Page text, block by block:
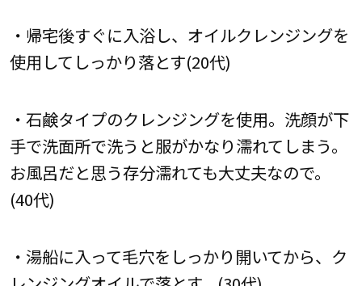
・帰宅後すぐに入浴し、オイルクレンジングを
使用してしっかり落とす(20代)
・石鹸タイプのクレンジングを使用。洗顔が下
手で洗面所で洗うと服がかなり濡れてしまう。
お風呂だと思う存分濡れても大丈夫なので。
(40代)
・湯船に入って毛穴をしっかり開いてから、ク